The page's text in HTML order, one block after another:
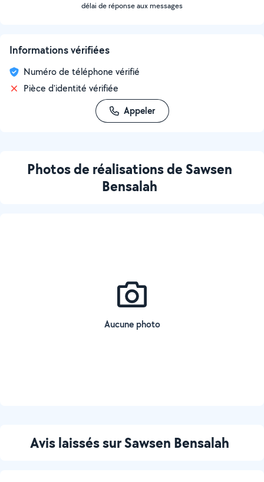
délai de réponse aux messages
Informations vérifiées
Numéro de téléphone vérifié
Pièce d'identité vérifiée
Appeler
Photos de réalisations de Sawsen
Bensalah
Aucune photo
Avis laissés sur Sawsen Bensalah